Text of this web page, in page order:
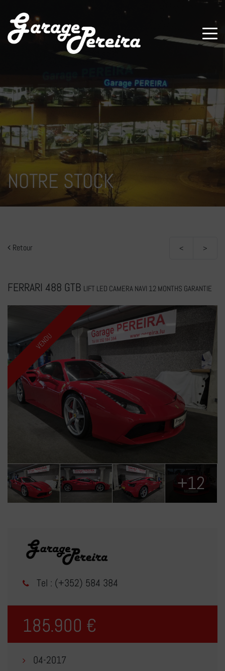
NOTRE STOCK
Retour < >
FERRARI 488 GTB LIFT LED CAMERA NAVI 12 MONTHS GARANTIE
VENDU
+12
Tel : (+352) 584 384
185.900 €
04-2017
Paramètres avancés des cookies